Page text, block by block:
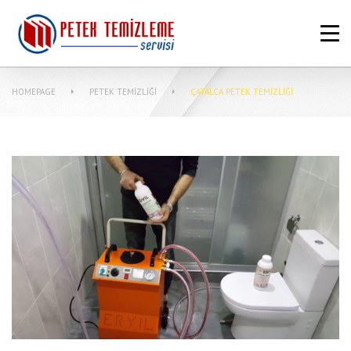
ANASAYFA
HAKKIMIZDA
PETEK TEMIZLEME FIYATLARI
YAPILIR?
MAKINASIZ PETEK TEMIZLEME
İLETIŞIM
HOMEPAGE PETEK TEMIZLIĞI ÇATALCA PETEK TEMIZLIĞI